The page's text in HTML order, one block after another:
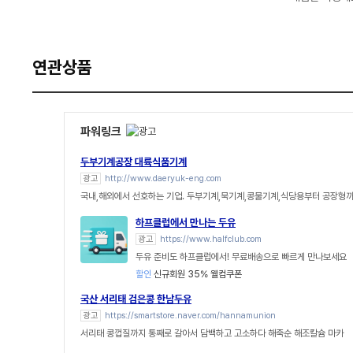
연관상품
파워링크
두부기계공장 대륙식품기계
광고 http://www.daeryuk-eng.com
국내,해외에서 선호하는 기업. 두부기계,묵기계,콩물기계,식당용부터 공장형
하프클럽에서 만나는 두유
광고 https://www.halfclub.com
두유 준비도 하프클럽에서! 무료배송으로 빠르게 만나보세요
할인 신규회원 35% 웰컴쿠폰
국산 서리태 검은콩 한남두유
광고 https://smartstore.naver.com/hannamunion
서리태 콩껍질까지 통째로 갈아서 담백하고 고소하다 해죽순 해조칼슘 마카